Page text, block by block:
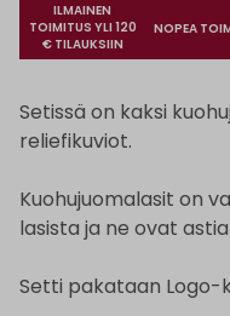
ILMAINEN
TOIMITUS YLI 120
€ TILAUKSIIN
NOPEA
Setissä on kaksi
reliefikuviot.
Kuohujuomalasit on
lasista ja ne ovat
Setti pakataan Logo-